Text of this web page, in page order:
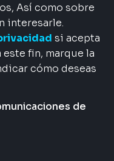
Así como sobre
interesarle.
si acepta
fin, marque la
cómo deseas
de